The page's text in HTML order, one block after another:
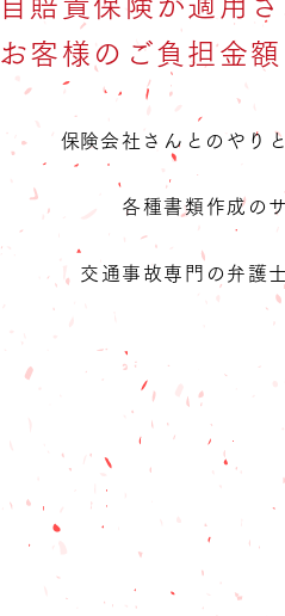
自賠責保険が適用さ
お客様のご負担金
保険会社さんとのやり
各種書類作成の
交通事故専門の弁護
負担金なし で